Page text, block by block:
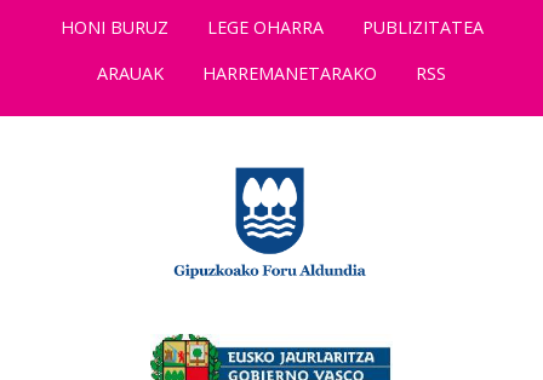
HONI BURUZ LEGE OHARRA
PUBLIZITATEA
ARAUAK
HARREMANETARAKO RSS